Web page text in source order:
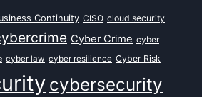
Continuity CISO cloud security
Cyber Crime cyber
cyber law cyber resilience Cyber Risk
cybersecurity